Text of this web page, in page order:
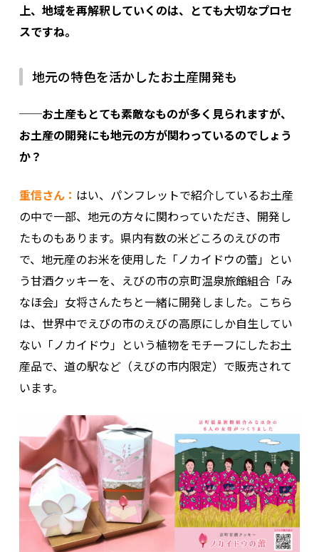
上、地域を再解釈していくのは、とても大切なプロセ
スですね。
地元の特色を活かしたお土産開発も
──お土産もとても素敵なものが多く見られますが、
お土産の開発にも地元の方が関わっているのでしょう
か？
重信さん： はい、パンフレットで紹介しているお土産
の中で一部、地元の方々に関わっていただき、開発し
たものもあります。県内有数の米どころのえびの市
で、地元産のお米を使用した「ノカイドウの蕾」とい
う甘酒クッキーを、えびの市の京町温泉旅館組合「み
なほ会」女将さんたちと一緒に開発しました。こちら
は、世界中でえびの市のえびの高原にしか自生してい
ない「ノカイドウ」という植物をモチーフにしたお土
産品で、道の駅など（えびの市内限定）で販売されて
います。